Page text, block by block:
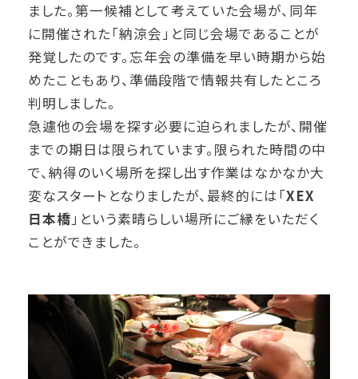
ました。第一候補として考えていた会場が、同年
に開催された「納涼会」と同じ会場であることが
発覚したのです。忘年会の準備を早い時期から始
めたこともあり、準備段階で情報共有したところ
判明しました。
急遽他の会場を探す必要に迫られましたが、開催
までの期日は限られています。限られた時間の中
で、納得のいく場所を探し出す作業はなかなか大
変なスタートとなりましたが、最終的には「XEX
日本橋」という素晴らしい場所にご縁をいただく
ことができました。